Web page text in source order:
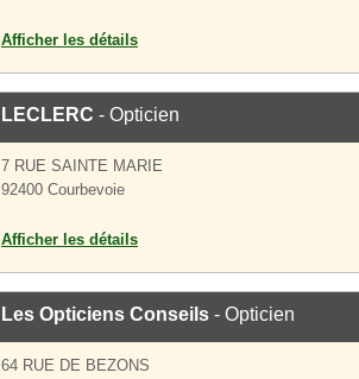
Afficher les détails
LECLERC - Opticien
7 RUE SAINTE MARIE
92400 Courbevoie
Afficher les détails
Les Opticiens Conseils - Opticien
64 RUE DE BEZONS